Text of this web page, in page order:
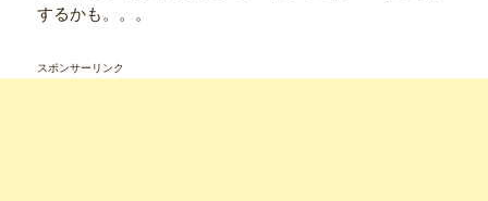
するかも。。。
スポンサーリンク